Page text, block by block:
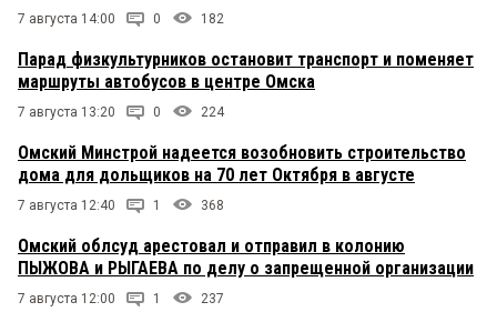
7 августа 14:00 0 182
Парад физкультурников остановит транспорт и поменяет
маршруты автобусов в центре Омска
7 августа 13:20 0 224
Омский Минстрой надеется возобновить строительство
дома для дольщиков на 70 лет Октября в августе
7 августа 12:40 1 368
Омский облсуд арестовал и отправил в колонию
ПЫЖОВА и РЫГАЕВА по делу о запрещенной организации
7 августа 12:00 1 237